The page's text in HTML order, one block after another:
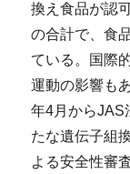
換え食品が認
の合計で、食
ている。国際
運動の影響も
年4月からJAS
たな遺伝子組
よる安全性審